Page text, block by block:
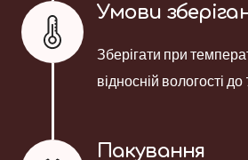
Умови
Зберігати при
відносній вологості до
Пакування